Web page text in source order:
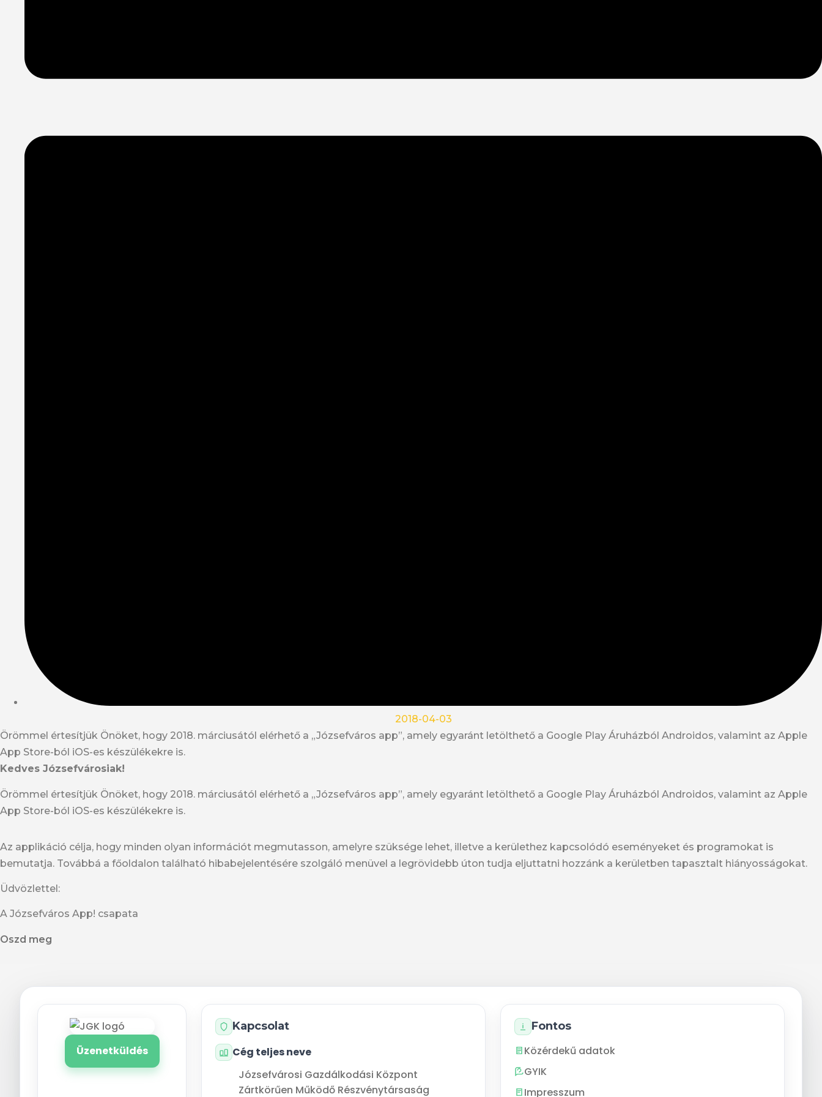
2018-04-03
Örömmel értesítjük Önöket, hogy 2018. márciusától elérhető a „Józsefváros app”, amely egyaránt letölthető a Google Play Áruházból Androidos, valamint az Apple
App Store-ból iOS-es készülékekre is.
Kedves Józsefvárosiak!
Örömmel értesítjük Önöket, hogy 2018. márciusától elérhető a „Józsefváros app”, amely egyaránt letölthető a Google Play Áruházból Androidos, valamint az Apple
App Store-ból iOS-es készülékekre is.
Az applikáció célja, hogy minden olyan információt megmutasson, amelyre szüksége lehet, illetve a kerülethez kapcsolódó eseményeket és programokat is
bemutatja. Továbbá a főoldalon található hibabejelentésére szolgáló menüvel a legrövidebb úton tudja eljuttatni hozzánk a kerületben tapasztalt hiányosságokat.
Üdvözlettel:
A Józsefváros App! csapata
Oszd meg
Üzenetküldés
Kapcsolat
Cég teljes neve
Józsefvárosi Gazdálkodási Központ
Zártkörűen Működő Részvénytársaság
Fontos
Közérdekű adatok
GYIK
Impresszum